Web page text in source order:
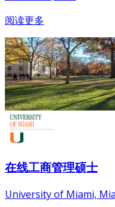
阅读更多
在线工商管理硕士
University of Miami,